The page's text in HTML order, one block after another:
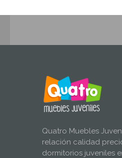
Quatro Muebles
relación calidad
dormitorios juveniles